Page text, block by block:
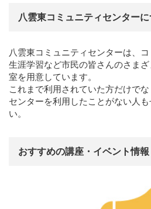
八雲東コミュニティセンター
八雲東コミュニティセンターは、コ
生涯学習など市民の皆さんのさま
室を用意しています。
これまで利用されていた方だけで
センターを利用したことがない人
い。
おすすめの講座・イベント情報